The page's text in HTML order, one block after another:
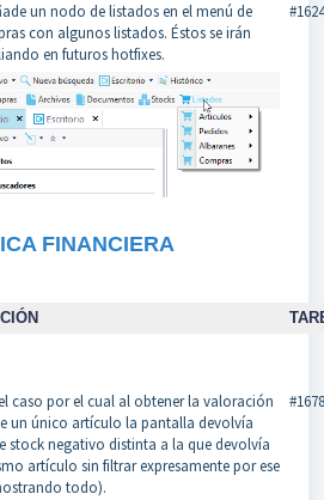
un nodo de listados en el menú de
con algunos listados. Éstos se irán
en futuros hotfixes.
FINANCIERA
caso por el cual al obtener la valoración
un único artículo la pantalla devolvía
stock negativo distinta a la que devolvía
artículo sin filtrar expresamente por ese
todo).